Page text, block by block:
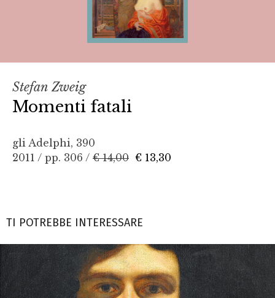
Stefan Zweig
Momenti fatali
gli Adelphi, 390
2011 / pp. 306 / € 14,00 € 13,30
TI POTREBBE INTERESSARE